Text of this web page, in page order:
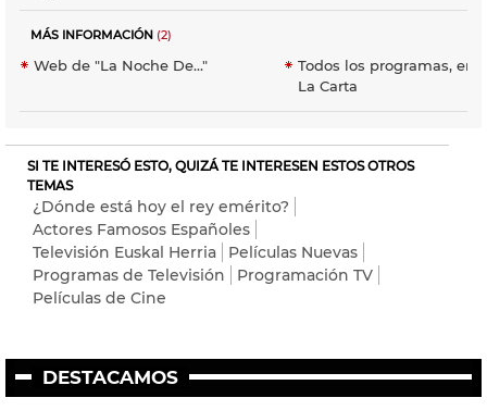
MÁS INFORMACIÓN (2)
Web de "La Noche De..."
Todos los programas, en
La Carta
SI TE INTERESÓ ESTO, QUIZÁ TE INTERESEN ESTOS OTROS
TEMAS
¿Dónde está hoy el rey emérito?
Actores Famosos Españoles
Televisión Euskal Herria
Películas Nuevas
Programas de Televisión
Programación TV
Películas de Cine
DESTACAMOS